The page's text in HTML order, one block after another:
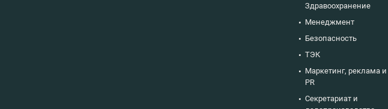
Здравоохранение
Менеджмент
Безопасность
ТЭК
Маркетинг, реклама и
PR
Секретариат и